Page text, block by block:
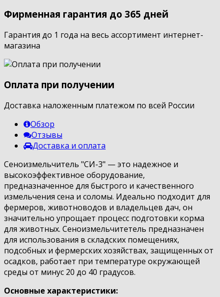
Фирменная гарантия до 365 дней
Гарантия до 1 года на весь ассортимент интернет-
магазина
Оплата при получении
Доставка наложенным платежом по всей России
Обзор
Отзывы
Доставка и оплата
Сеноизмельчитель "СИ-3" — это надежное и
высокоэффективное оборудование,
предназначенное для быстрого и качественного
измельчения сена и соломы. Идеально подходит для
фермеров, животноводов и владельцев дач, он
значительно упрощает процесс подготовки корма
для животных. Сеноизмельчитетель предназначен
для использования в складских помещениях,
подсобных и фермерских хозяйствах, защищенных от
осадков, работает при температуре окружающей
среды от минус 20 до 40 градусов.
Основные характеристики: